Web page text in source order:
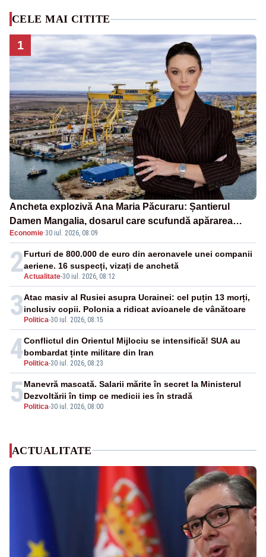
CELE MAI CITITE
1
Ancheta explozivă Ana Maria Păcuraru: Șantierul
Damen Mangalia, dosarul care scufundă apărarea
României
Economie·30 iul. 2026, 08:09
2Actualitate-30 iul. 2026, 08:12
Furturi de 800.000 de euro din aeronavele unei companii
aeriene. 16 suspecți, vizați de anchetă
3 Politica-30 iul. 2026, 08:15
Atac masiv al Rusiei asupra Ucrainei: cel puțin 13 morți,
inclusiv copii. Polonia a ridicat avioanele de vânătoare
4 Politica-30 iul. 2026, 08:23
Conflictul din Orientul Mijlociu se intensifică! SUA au
bombardat ținte militare din Iran
5 Politica-30 iul. 2026, 08:00
Manevră mascată. Salarii mărite în secret la Ministerul
Dezvoltării în timp ce medicii ies în stradă
ACTUALITATE